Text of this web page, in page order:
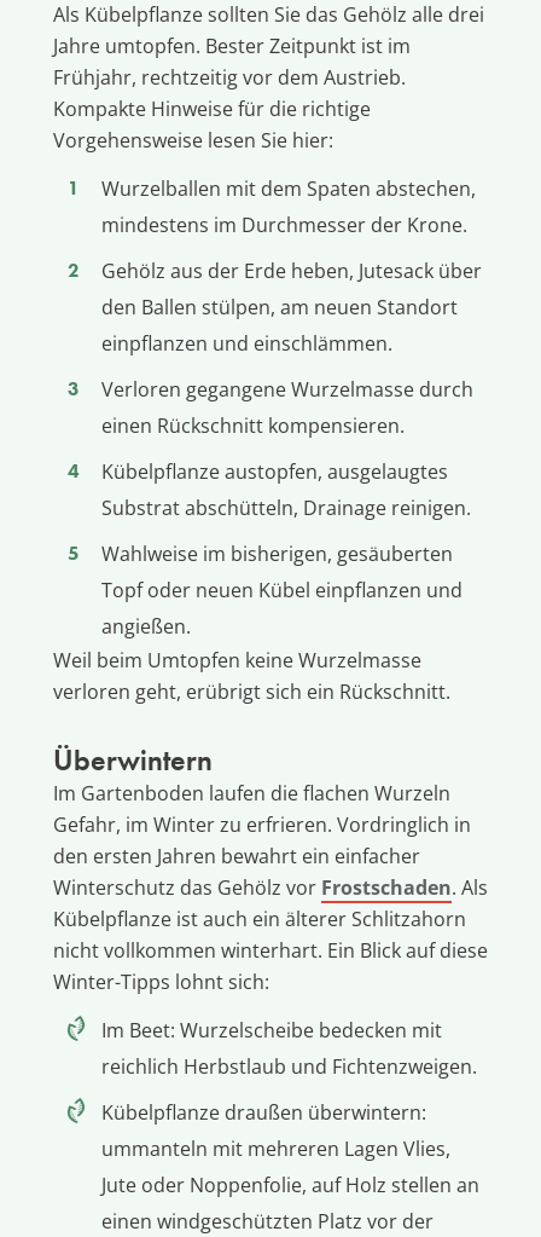
Als Kübelpflanze sollten Sie das Gehölz alle drei
Jahre umtopfen. Bester Zeitpunkt ist im
Frühjahr, rechtzeitig vor dem Austrieb.
Kompakte Hinweise für die richtige
Vorgehensweise lesen Sie hier:
Wurzelballen mit dem Spaten abstechen,
mindestens im Durchmesser der Krone.
Gehölz aus der Erde heben, Jutesack über
den Ballen stülpen, am neuen Standort
einpflanzen und einschlämmen.
Verloren gegangene Wurzelmasse durch
einen Rückschnitt kompensieren.
Kübelpflanze austopfen, ausgelaugtes
Substrat abschütteln, Drainage reinigen.
Wahlweise im bisherigen, gesäuberten
Topf oder neuen Kübel einpflanzen und
angießen.
Weil beim Umtopfen keine Wurzelmasse
verloren geht, erübrigt sich ein Rückschnitt.
Überwintern
Im Gartenboden laufen die flachen Wurzeln
Gefahr, im Winter zu erfrieren. Vordringlich in
den ersten Jahren bewahrt ein einfacher
Winterschutz das Gehölz vor Frostschaden. Als
Kübelpflanze ist auch ein älterer Schlitzahorn
nicht vollkommen winterhart. Ein Blick auf diese
Winter-Tipps lohnt sich:
Im Beet: Wurzelscheibe bedecken mit
reichlich Herbstlaub und Fichtenzweigen.
Kübelpflanze draußen überwintern:
ummanteln mit mehreren Lagen Vlies,
Jute oder Noppenfolie, auf Holz stellen an
einen windgeschützten Platz vor der